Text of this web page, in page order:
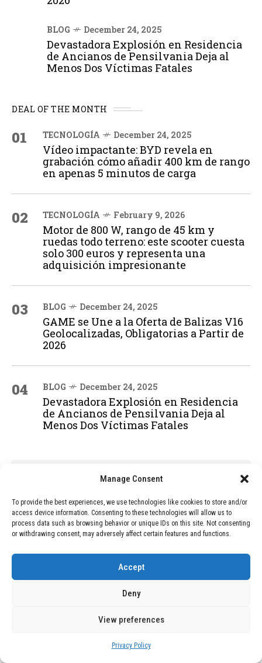
Manage Consent
To provide the best experiences, we use technologies like cookies to store and/or
access device information. Consenting to these technologies will allow us to
process data such as browsing behavior or unique IDs on this site. Not consenting
or withdrawing consent, may adversely affect certain features and functions.
Accept
Deny
View preferences
Privacy Policy
BLOG December 24, 2025
Devastadora Explosión en Residencia
de Ancianos de Pensilvania Deja al
Menos Dos Víctimas Fatales
DEAL OF THE MONTH
01 TECNOLOGÍA December 24, 2025
Vídeo impactante: BYD revela en
grabación cómo añadir 400 km de rango
en apenas 5 minutos de carga
02 TECNOLOGÍA February 9, 2026
Motor de 800 W, rango de 45 km y
ruedas todo terreno: este scooter cuesta
solo 300 euros y representa una
adquisición impresionante
03 BLOG December 24, 2025
GAME se Une a la Oferta de Balizas V16
Geolocalizadas, Obligatorias a Partir de
2026
04 BLOG December 24, 2025
Devastadora Explosión en Residencia
de Ancianos de Pensilvania Deja al
Menos Dos Víctimas Fatales